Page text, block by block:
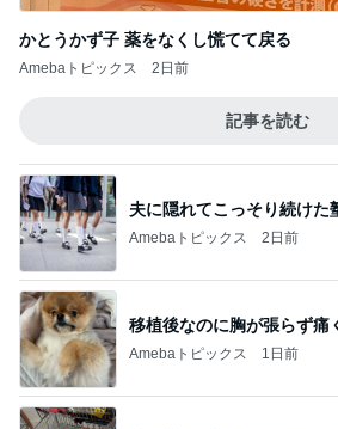
かとうかず子 薬をなくし慌てて戻る
Amebaトピックス 2日前
記事を読む
夫に隠れてこっそり続けた
Amebaトピックス 2日前
移植後なのに胸が張らず痛
Amebaトピックス 1日前